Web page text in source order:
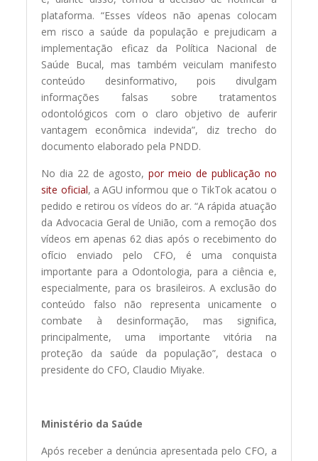
plataforma. “Esses vídeos não apenas colocam
em risco a saúde da população e prejudicam a
implementação eficaz da Política Nacional de
Saúde Bucal, mas também veiculam manifesto
conteúdo desinformativo, pois divulgam
informações falsas sobre tratamentos
odontológicos com o claro objetivo de auferir
vantagem econômica indevida”, diz trecho do
documento elaborado pela PNDD.
No dia 22 de agosto, por meio de publicação no
site oficial, a AGU informou que o TikTok acatou o
pedido e retirou os vídeos do ar. “A rápida atuação
da Advocacia Geral de União, com a remoção dos
vídeos em apenas 62 dias após o recebimento do
ofício enviado pelo CFO, é uma conquista
importante para a Odontologia, para a ciência e,
especialmente, para os brasileiros. A exclusão do
conteúdo falso não representa unicamente o
combate à desinformação, mas significa,
principalmente, uma importante vitória na
proteção da saúde da população”, destaca o
presidente do CFO, Claudio Miyake.
Ministério da Saúde
Após receber a denúncia apresentada pelo CFO, a